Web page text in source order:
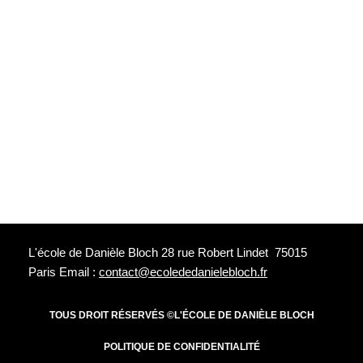
L'école de Danièle Bloch 28 rue Robert Lindet 75015
Paris Email : contact@ecolededanielebloch.fr
TOUS DROIT RÉSERVÉS ©L'ÉCOLE DE DANIÈLE BLOCH
POLITIQUE DE CONFIDENTIALITÉ